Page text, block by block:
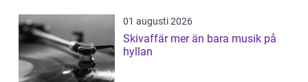
01 augusti 2026
Skivaffär mer än bara musik på
hyllan